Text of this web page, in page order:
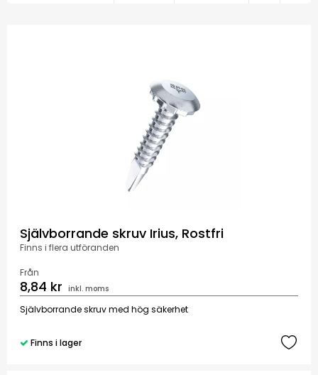
Självborrande skruv Irius, Rostfri
Finns i flera utföranden
Från
8,84 kr inkl. moms
Självborrande skruv med hög säkerhet
Finns i lager